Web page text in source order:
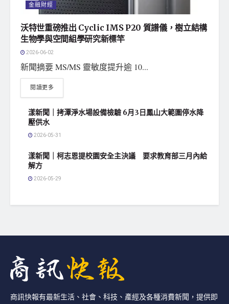
金融財經
沃特世重磅推出 Cyclic IMS P20 質譜儀，樹立結構
生物學與空間組學研究新標竿
2026-06-02
新聞摘要 MS/MS 靈敏度提升逾 10...
閱讀更多
漾新聞｜拷潭淨水場設備檢驗 6月3日鳳山大範圍停水降
壓供水
2026-05-31
漾新聞｜柯志恩提校園安全主決議 要求教育部三月內給
解方
2026-05-29
商訊快報有最新生活、社會、科技、產經及各種消費新聞，提供即